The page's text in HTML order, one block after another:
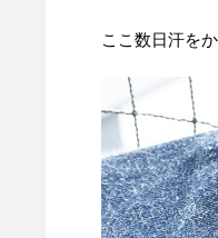
ここ数日汗を